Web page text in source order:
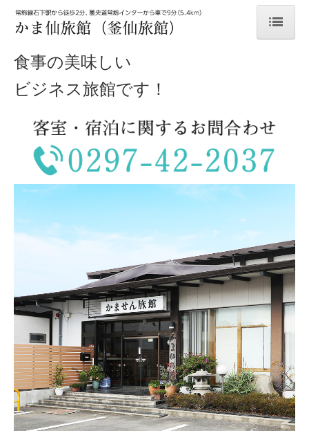
ホーム
客室・サービス案内
お料理
館内設備
食事の美味しい
ビジネス旅館です！